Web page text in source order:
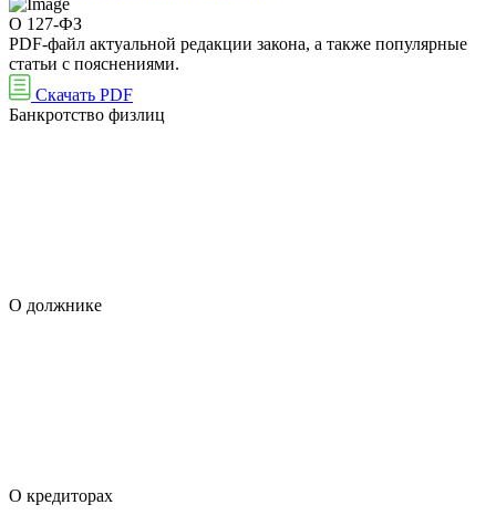
О 127-ФЗ
PDF-файл актуальной редакции закона, а также популярные
статьи с пояснениями.
Скачать PDF
Банкротство физлиц
О должнике
О кредиторах